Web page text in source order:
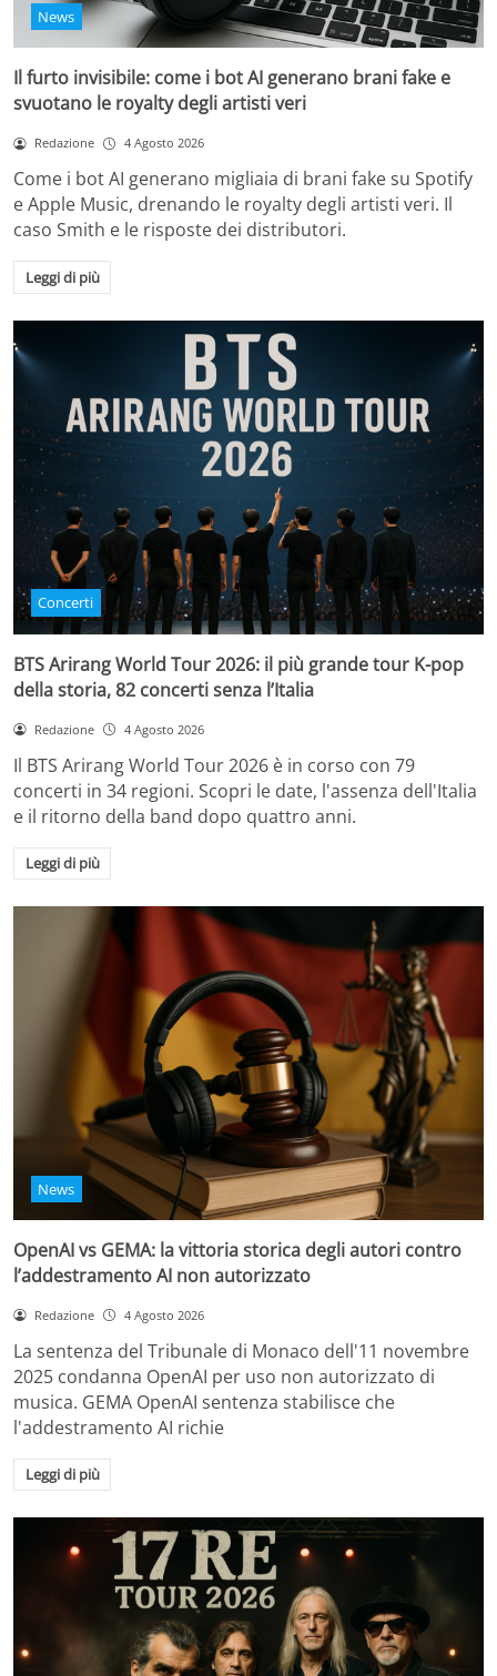
News
Il furto invisibile: come i bot AI generano brani fake e
svuotano le royalty degli artisti veri
Redazione 4 Agosto 2026
Come i bot AI generano migliaia di brani fake su Spotify
e Apple Music, drenando le royalty degli artisti veri. Il
caso Smith e le risposte dei distributori.
Leggi di più
Concerti
BTS Arirang World Tour 2026: il più grande tour K-pop
della storia, 82 concerti senza l’Italia
Redazione 4 Agosto 2026
Il BTS Arirang World Tour 2026 è in corso con 79
concerti in 34 regioni. Scopri le date, l'assenza dell'Italia
e il ritorno della band dopo quattro anni.
Leggi di più
News
OpenAI vs GEMA: la vittoria storica degli autori contro
l’addestramento AI non autorizzato
Redazione 4 Agosto 2026
La sentenza del Tribunale di Monaco dell'11 novembre
2025 condanna OpenAI per uso non autorizzato di
musica. GEMA OpenAI sentenza stabilisce che
l'addestramento AI richie
Leggi di più